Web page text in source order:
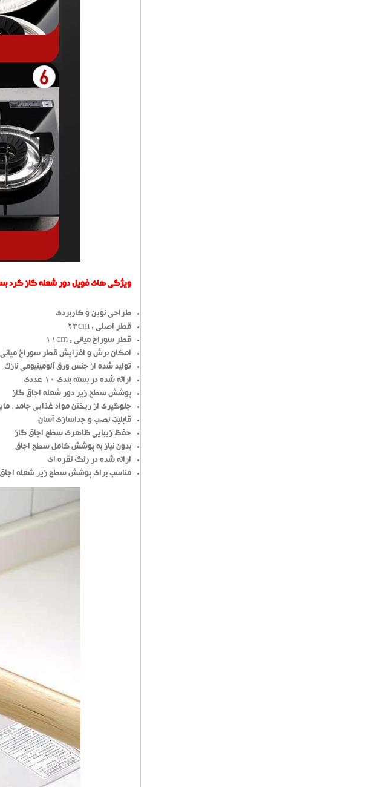
ویژگی های فویل دور شعله گاز گرد بسته 10
طراحی نوین و کاربردی
قطر اصلی : 23cm
قطر سوراخ میانی : 11cm
امکان برش و افزایش قطر سوراخ میانی
تولید شده از جنس ورق آلومینیومی نازک
ارائه شده در بسته بندی 10 عددی
پوشش سطح زیر دور شعله اجاق گاز
جلوگیری از ریختن مواد غذایی جامد ،
قابلیت نصب و جداسازی آسان
حفظ زیبایی ظاهری سطح اجاق گاز
بدون نیاز به پوشش کامل سطح اجاق
ارائه شده در رنگ نقره ای
مناسب برای پوشش سطح زیر شعله